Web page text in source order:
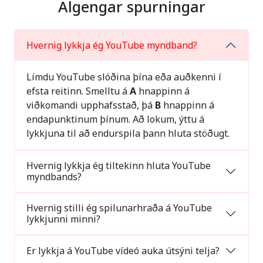
Algengar spurningar
Hvernig lykkja ég YouTube myndband?
Límdu YouTube slóðina þína eða auðkenni í
efsta reitinn. Smelltu áA hnappinn á
viðkomandi upphafsstað, þá B hnappinn á
endapunktinum þínum. Að lokum, ýttu á
lykkjuna til að endurspila þann hluta stöðugt.
Hvernig lykkja ég tiltekinn hluta YouTube
myndbands?
Hvernig stilli ég spilunarhraða á YouTube
lykkjunni minni?
Er lykkja á YouTube vídeó auka útsýni telja?